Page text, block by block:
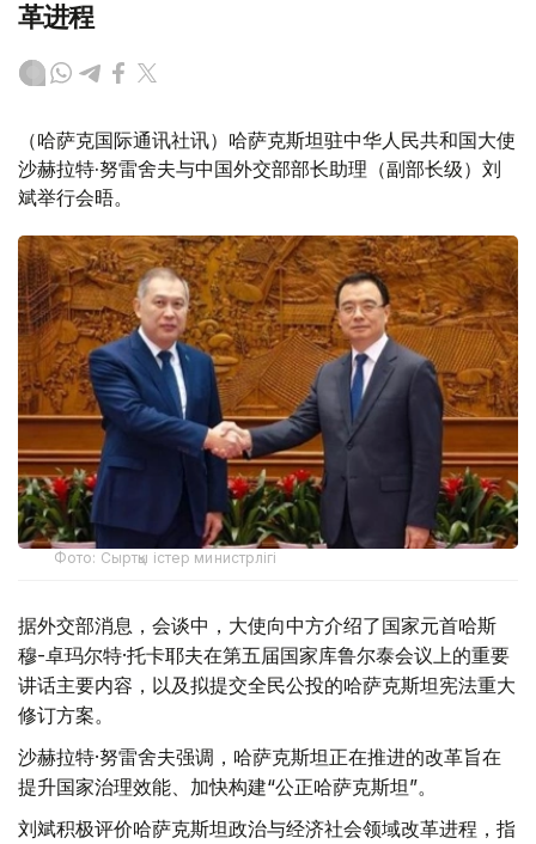
革进程
（哈萨克国际通讯社讯）哈萨克斯坦驻中华人民共和国大使
沙赫拉特·努雷舍夫与中国外交部部长助理（副部长级）刘
斌举行会晤。
Фото: Сыртқы істер министрлігі
据外交部消息，会谈中，大使向中方介绍了国家元首哈斯
穆-卓玛尔特·托卡耶夫在第五届国家库鲁尔泰会议上的重要
讲话主要内容，以及拟提交全民公投的哈萨克斯坦宪法重大
修订方案。
沙赫拉特·努雷舍夫强调，哈萨克斯坦正在推进的改革旨在
提升国家治理效能、加快构建“公正哈萨克斯坦”。
刘斌积极评价哈萨克斯坦政治与经济社会领域改革进程，指